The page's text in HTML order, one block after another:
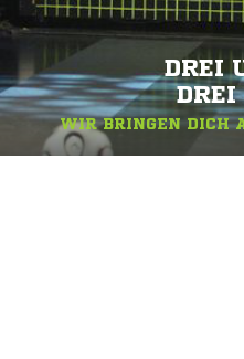
DREI
DREI
WIR BRINGEN DICH